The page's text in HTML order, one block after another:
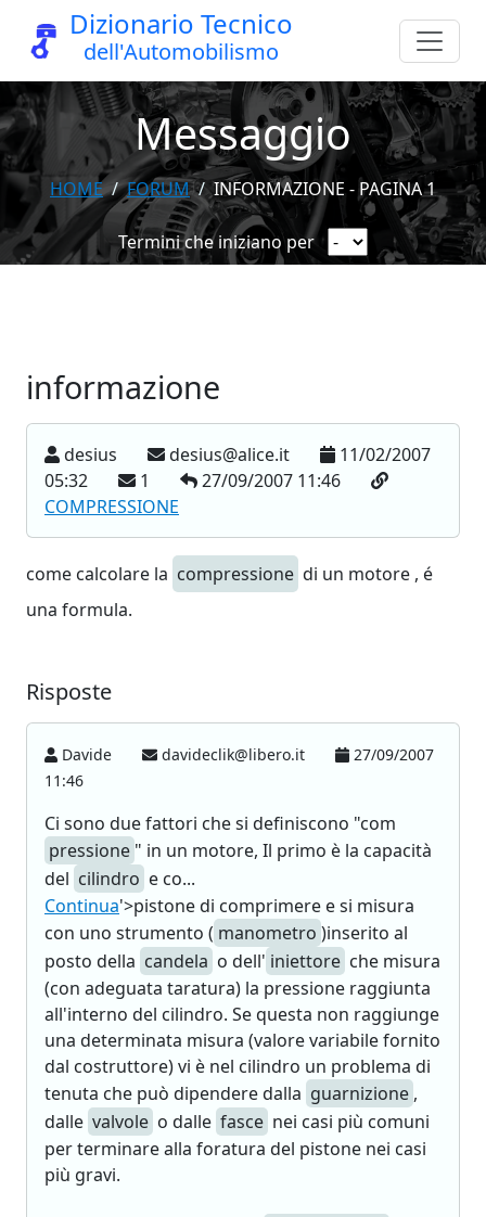
Dizionario Tecnico
dell'Automobilismo
Messaggio
HOME FORUM INFORMAZIONE - PAGINA 1
Termini che iniziano per
informazione
desius desius@alice.it
11/02/2007
05:32
1
27/09/2007 11:46
COMPRESSIONE
come calcolare la compressione di un motore , é
una formula.
Risposte
Davide davideclik@libero.it
27/09/2007
11:46
Ci sono due fattori che si definiscono "com
pressione " in un motore, Il primo è la capacità
del cilindro e co...
Continua'>pistone di comprimere e si misura
con uno strumento ( manometro )inserito al
posto della candela o dell' iniettore che misura
(con adeguata taratura) la pressione raggiunta
all'interno del cilindro. Se questa non raggiunge
una determinata misura (valore variabile fornito
dal costruttore) vi è nel cilindro un problema di
tenuta che può dipendere dalla guarnizione ,
dalle valvole o dalle fasce nei casi più comuni
per terminare alla foratura del pistone nei casi
più gravi.